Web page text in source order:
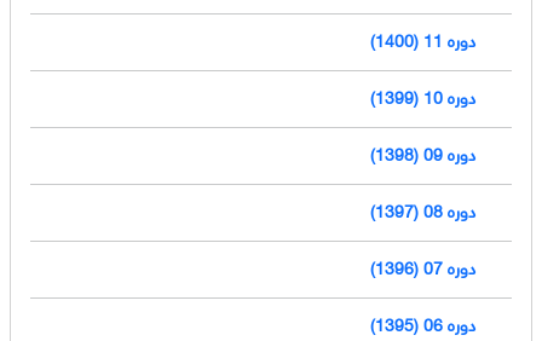
دوره 11 (1400)
دوره 10 (1399)
دوره 09 (1398)
دوره 08 (1397)
دوره 07 (1396)
دوره 06 (1395)